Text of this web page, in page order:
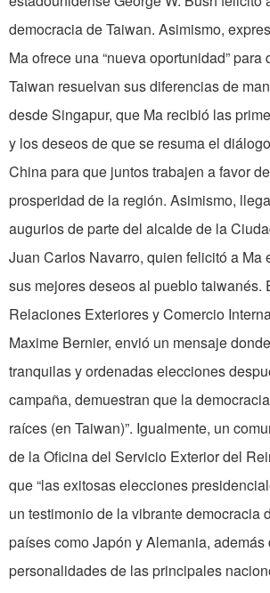
democracia de Taiwan. Asimismo,
Ma ofrece una “nueva oportunidad” para
Taiwan resuelvan sus diferencias de
desde Singapur, que Ma recibió las
y los deseos de que se resuma el
China para que juntos trabajen a favor
prosperidad de la región. Asimismo,
augurios de parte del alcalde de la
Juan Carlos Navarro, quien felicitó a Ma
sus mejores deseos al pueblo taiwanés.
Relaciones Exteriores y Comercio
Maxime Bernier, envió un mensaje
tranquilas y ordenadas elecciones
campaña, demuestran que la
raíces (en Taiwan)”. Igualmente, un
de la Oficina del Servicio Exterior del
que “las exitosas elecciones
un testimonio de la vibrante democracia
países como Japón y Alemania, además
personalidades de las principales